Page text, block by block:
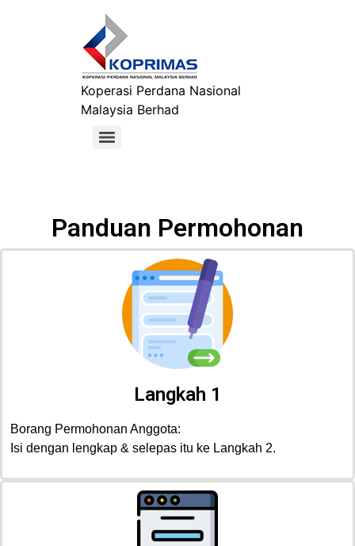
Koperasi Perdana Nasional
Malaysia Berhad
Panduan Permohonan
Langkah 1
Borang Permohonan Anggota:
Isi dengan lengkap & selepas itu ke Langkah 2.